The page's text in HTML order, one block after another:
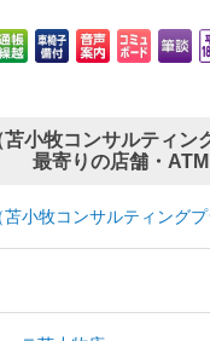
小牧コンサルティン
最寄りの店舗・ATM
小牧コンサルティングプ